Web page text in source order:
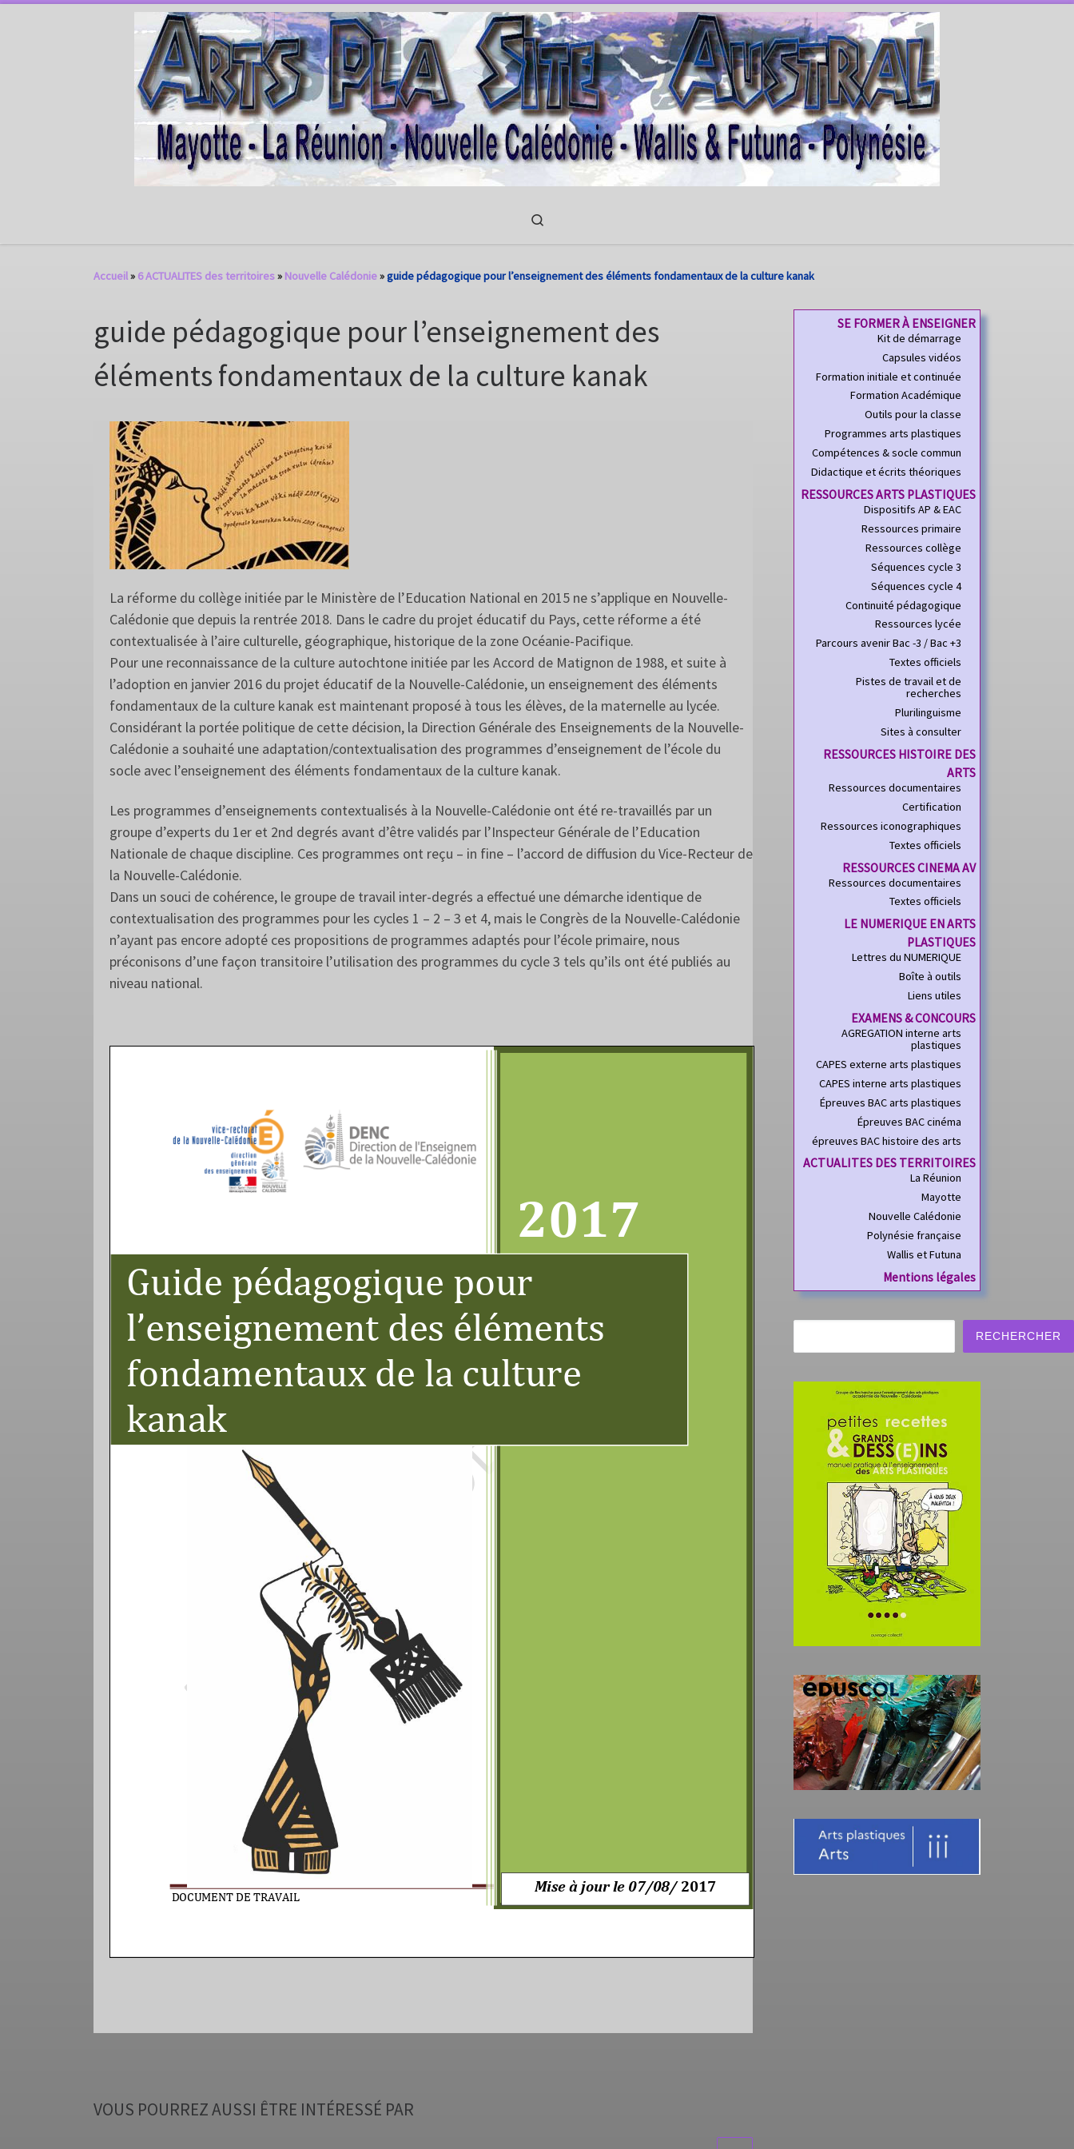
Accueil» 6 ACTUALITES des territoires» Nouvelle Calédonie»guide pédagogique pour l’enseignement des éléments fondamentaux de la culture kanak
guide pédagogique pour l’enseignement des
éléments fondamentaux de la culture kanak
La réforme du collège initiée par le Ministère de l’Education National en 2015 ne s’applique en Nouvelle-
Calédonie que depuis la rentrée 2018. Dans le cadre du projet éducatif du Pays, cette réforme a été
contextualisée à l’aire culturelle, géographique, historique de la zone Océanie-Pacifique.
Pour une reconnaissance de la culture autochtone initiée par les Accord de Matignon de 1988, et suite à
l’adoption en janvier 2016 du projet éducatif de la Nouvelle-Calédonie, un enseignement des éléments
fondamentaux de la culture kanak est maintenant proposé à tous les élèves, de la maternelle au lycée.
Considérant la portée politique de cette décision, la Direction Générale des Enseignements de la Nouvelle-
Calédonie a souhaité une adaptation/contextualisation des programmes d’enseignement de l’école du
socle avec l’enseignement des éléments fondamentaux de la culture kanak.
Les programmes d’enseignements contextualisés à la Nouvelle-Calédonie ont été re-travaillés par un
groupe d’experts du 1er et 2nd degrés avant d’être validés par l’Inspecteur Générale de l’Education
Nationale de chaque discipline. Ces programmes ont reçu – in fine – l’accord de diffusion du Vice-Recteur de
la Nouvelle-Calédonie.
Dans un souci de cohérence, le groupe de travail inter-degrés a effectué une démarche identique de
contextualisation des programmes pour les cycles 1 – 2 – 3 et 4, mais le Congrès de la Nouvelle-Calédonie
n’ayant pas encore adopté ces propositions de programmes adaptés pour l’école primaire, nous
préconisons d’une façon transitoire l’utilisation des programmes du cycle 3 tels qu’ils ont été publiés au
niveau national.
VOUS POURREZ AUSSI ÊTRE INTÉRESSÉ PAR
SE FORMER À ENSEIGNER
Kit de démarrage
Capsules vidéos
Formation initiale et continuée
Formation Académique
Outils pour la classe
Programmes arts plastiques
Compétences & socle commun
Didactique et écrits théoriques
RESSOURCES ARTS PLASTIQUES
Dispositifs AP & EAC
Ressources primaire
Ressources collège
Séquences cycle 3
Séquences cycle 4
Continuité pédagogique
Ressources lycée
Parcours avenir Bac -3 / Bac +3
Textes officiels
Pistes de travail et de
recherches
Plurilinguisme
Sites à consulter
RESSOURCES HISTOIRE DES
ARTS
Ressources documentaires
Certification
Ressources iconographiques
Textes officiels
RESSOURCES CINEMA AV
Ressources documentaires
Textes officiels
LE NUMERIQUE EN ARTS
PLASTIQUES
Lettres du NUMERIQUE
Boîte à outils
Liens utiles
EXAMENS & CONCOURS
AGREGATION interne arts
plastiques
CAPES externe arts plastiques
CAPES interne arts plastiques
Épreuves BAC arts plastiques
Épreuves BAC cinéma
épreuves BAC histoire des arts
ACTUALITES DES TERRITOIRES
La Réunion
Mayotte
Nouvelle Calédonie
Polynésie française
Wallis et Futuna
Mentions légales
RECHERCHER